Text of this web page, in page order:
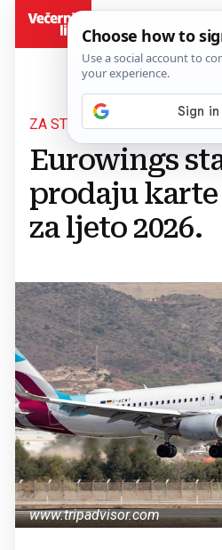
ZA STUTTGART I
Eurowings
prodaju
za ljeto 2026.
www.tripadvisor.com